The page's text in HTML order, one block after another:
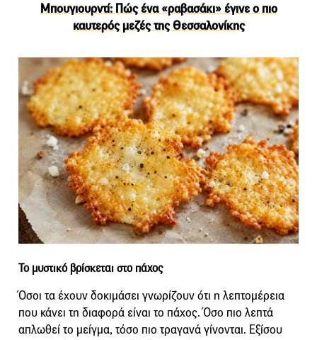
Μπουγιουρντί: Πώς ένα «ραβασάκι» έγινε ο πιο
καυτερός μεζές της Θεσσαλονίκης
Το μυστικό βρίσκεται στο πάχος
Όσοι τα έχουν δοκιμάσει γνωρίζουν ότι η λεπτομέρεια
που κάνει τη διαφορά είναι το πάχος. Όσο πιο λεπτά
απλωθεί το μείγμα, τόσο πιο τραγανά γίνονται. Εξίσου